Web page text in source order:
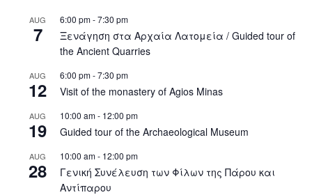
AUG
7
6:00 pm-7:30 pm
Ξενάγηση στα Αρχαία Λατομεία / Guided tour of
the Ancient Quarries
AUG
12
6:00 pm-7:30 pm
Visit of the monastery of Agios Minas
AUG
19
10:00 am- 12:00 pm
Guided tour of the Archaeological Museum
AUG
28
10:00 am- 12:00 pm
Γενική Συνέλευση των Φίλων της Πάρου και
Αντίπαρου